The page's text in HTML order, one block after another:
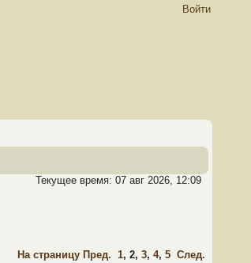
Войти
Текущее время: 07 авг 2026, 12:09
На страницу Пред. 1, 2, 3, 4, 5 След.